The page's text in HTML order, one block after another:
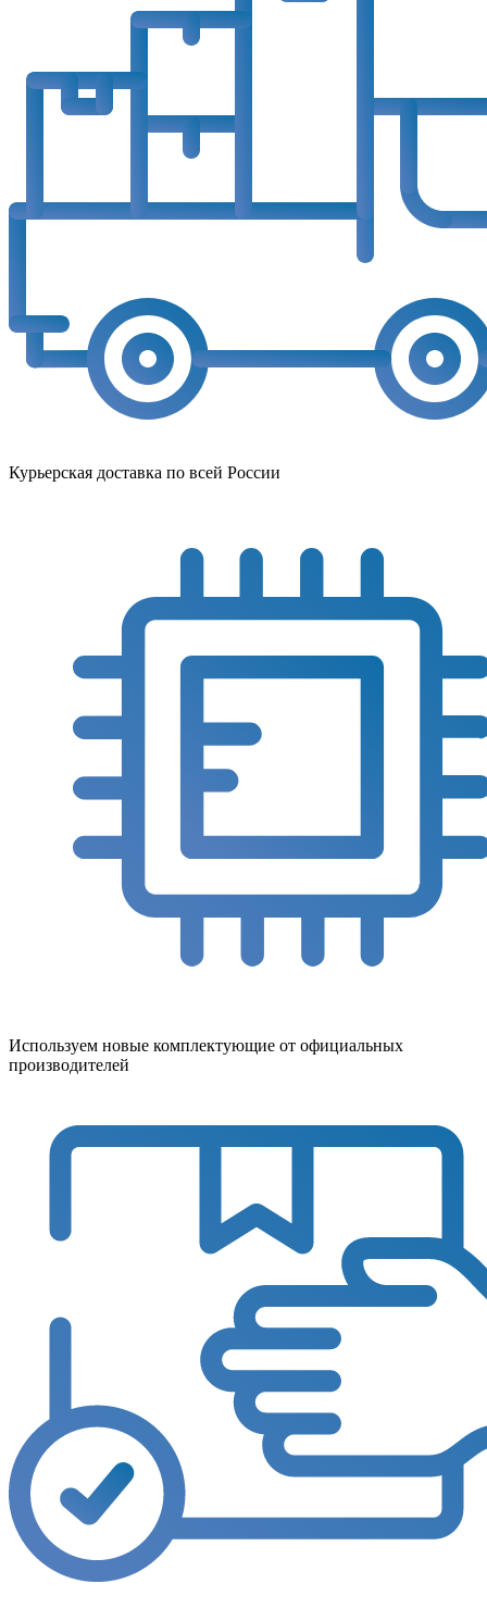
Курьерская доставка по всей России
Используем новые комплектующие от официальных
производителей